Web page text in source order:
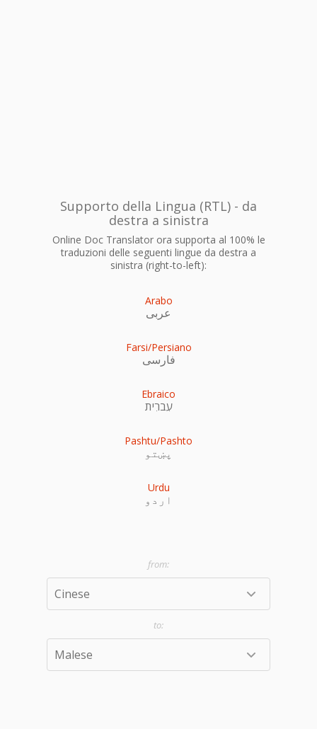
Supporto della Lingua (RTL) - da
destra a sinistra
Online Doc Translator ora supporta al 100% le
traduzioni delle seguenti lingue da destra a
sinistra (right-to-left):
Arabo
عربى
Farsi/Persiano
فارسی
Ebraico
עִברִית
Pashtu/Pashto
پښتو
Urdu
اردو